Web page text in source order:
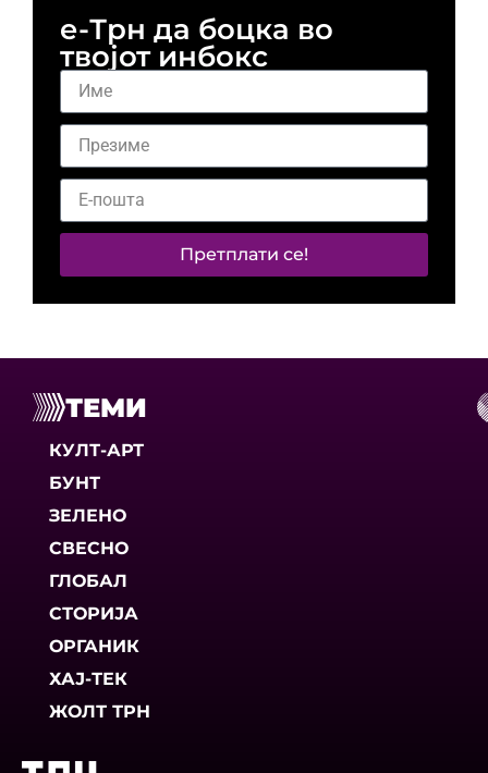
е-Трн да боцка во
твојот инбокс
Претплати се!
ТЕМИ
КУЛТ-АРТ
БУНТ
ЗЕЛЕНО
СВЕСНО
ГЛОБАЛ
СТОРИЈА
ОРГАНИК
ХАЈ-ТЕК
ЖОЛТ ТРН